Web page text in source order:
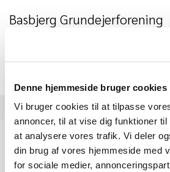
Denne hjemmeside bruger cookies
Vi bruger cookies til at tilpasse
annoncer, til at vise dig funktioner
at analysere vores trafik. Vi deler
din brug af vores hjemmeside med
for sociale medier,
Basbjerg Grundejerforening
Strandrensning